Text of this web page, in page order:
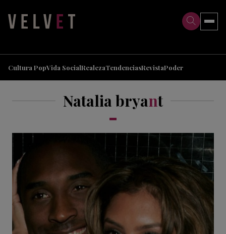
Cultura PopVida SocialRealezaTendenciasRevistaPoder
Natalia bryant